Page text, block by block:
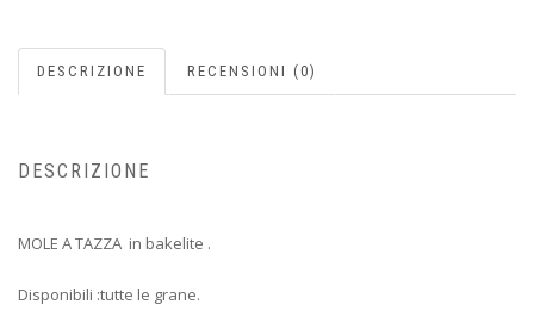
DESCRIZIONE RECENSIONI (0)
DESCRIZIONE
MOLE A TAZZA in bakelite .
Disponibili :tutte le grane.